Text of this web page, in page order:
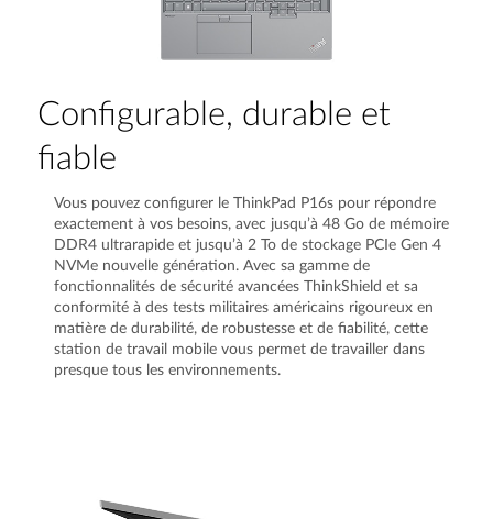
Configurable, durable et
fiable
Vous pouvez configurer le ThinkPad P16s pour répondre
exactement à vos besoins, avec jusqu’à 48 Go de mémoire
DDR4 ultrarapide et jusqu’à 2 To de stockage PCIe Gen 4
NVMe nouvelle génération. Avec sa gamme de
fonctionnalités de sécurité avancées ThinkShield et sa
conformité à des tests militaires américains rigoureux en
matière de durabilité, de robustesse et de fiabilité, cette
station de travail mobile vous permet de travailler dans
presque tous les environnements.